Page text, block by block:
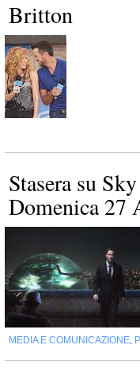
Britton
Stasera su
Domenica 27
MEDIA E COMUNICAZIONE